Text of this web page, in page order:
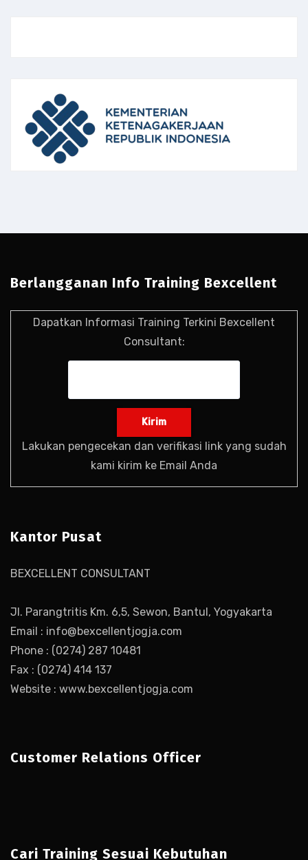
Berlangganan Info Training Bexcellent
Dapatkan Informasi Training Terkini Bexcellent
Consultant:
Lakukan pengecekan dan verifikasi link yang sudah
kami kirim ke Email Anda
Kantor Pusat
BEXCELLENT CONSULTANT
Jl. Parangtritis Km. 6,5, Sewon, Bantul, Yogyakarta
Email : info@bexcellentjogja.com
Phone : (0274) 287 10481
Fax : (0274) 414 137
Website : www.bexcellentjogja.com
Customer Relations Officer
Cari Training Sesuai Kebutuhan